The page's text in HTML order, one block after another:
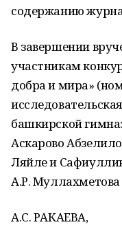
содержанию
В завершении
участникам
добра и мира»
башкирской
Аскарово
Ляйле и
А.Р.
А.С. РАКАЕВА,